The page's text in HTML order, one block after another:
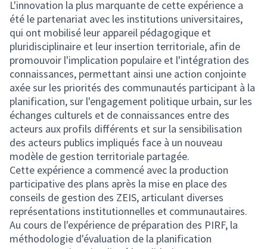
L'innovation la plus marquante de cette expérience a
été le partenariat avec les institutions universitaires,
qui ont mobilisé leur appareil pédagogique et
pluridisciplinaire et leur insertion territoriale, afin de
promouvoir l'implication populaire et l'intégration des
connaissances, permettant ainsi une action conjointe
axée sur les priorités des communautés participant à la
planification, sur l'engagement politique urbain, sur les
échanges culturels et de connaissances entre des
acteurs aux profils différents et sur la sensibilisation
des acteurs publics impliqués face à un nouveau
modèle de gestion territoriale partagée.
Cette expérience a commencé avec la production
participative des plans après la mise en place des
conseils de gestion des ZEIS, articulant diverses
représentations institutionnelles et communautaires.
Au cours de l'expérience de préparation des PIRF, la
méthodologie d'évaluation de la planification